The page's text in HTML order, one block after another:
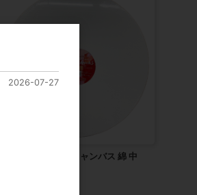
クレサン 正円型 張キャンバス 綿 中
2026-07-27